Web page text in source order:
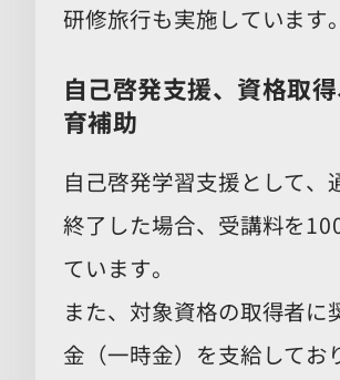
研修旅行も実施しています。
自己啓発支援、資格取
育補助
自己啓発学習支援として、
終了した場合、受講料を
ています。
また、対象資格の取得者に
金（一時金）を支給してお